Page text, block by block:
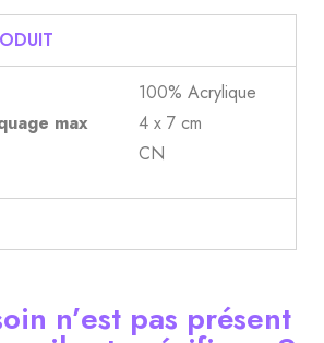
100% Acrylique
max
4 x 7 cm
CN
n’est pas présent